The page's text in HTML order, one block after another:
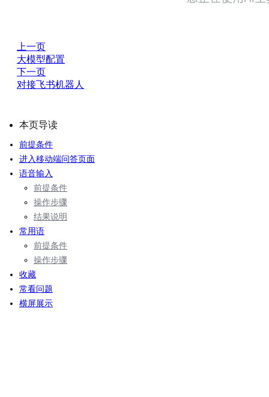
上一页
大模型配置
下一页
对接飞书机器人
本页导读
前提条件
进入移动端问答页面
语音输入
前提条件
操作步骤
结果说明
常用语
前提条件
操作步骤
收藏
常看问题
横屏展示